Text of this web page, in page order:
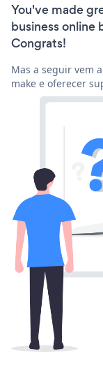
You've made
business online
Congrats!
Mas a seguir vem
make e oferecer